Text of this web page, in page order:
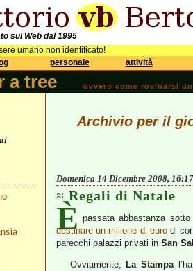
sul Web dal 1995
umano non identificato!
personale attività
a tree ovvero come rovinarsi
Archivio per il
Domenica 14 Dicembre 2008, 16:17
Regali di Natale
È passata abbastanza
destinare un milione di eurodi
parecchi palazzi privati in San
Ovviamente, La Stampa